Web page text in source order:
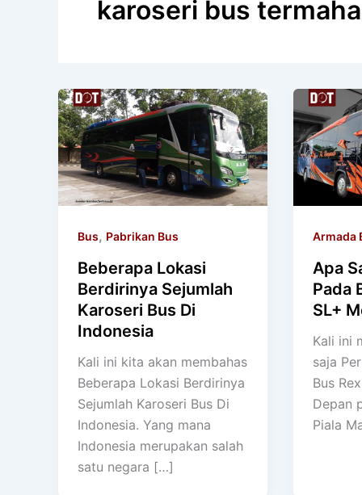
karoseri bus
Bus, Pabrikan Bus
Beberapa Lokasi
Berdirinya Sejumlah
Karoseri Bus Di
Indonesia
Kali ini kita akan membahas
Beberapa Lokasi Berdirinya
Sejumlah Karoseri Bus Di
Indonesia. Yang mana
Indonesia merupakan salah
satu negara […]
Armada
Apa
Pada
SL+
Kali ini
saja
Bus
Depan
Piala